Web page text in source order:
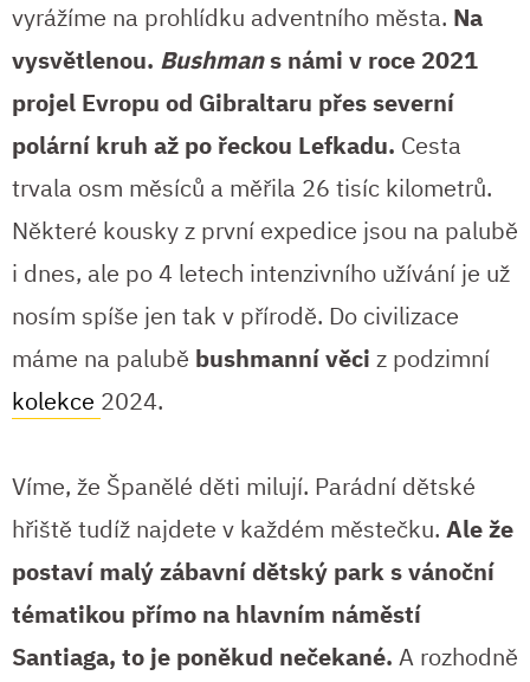
vyrážíme na prohlídku adventního města. Na
vysvětlenou. Bushmans námi v roce 2021
projel Evropu od Gibraltaru přes severní
polární kruh až po řeckou Lefkadu. Cesta
trvala osm měsíců a měřila 26 tisíc kilometrů.
Některé kousky z první expedice jsou na palubě
i dnes, ale po 4 letech intenzivního užívání je už
nosím spíše jen tak v přírodě. Do civilizace
máme na palubě bushmanní věci z podzimní
kolekce 2024.
Víme, že Španělé děti milují. Parádní dětské
hřiště tudíž najdete v každém městečku. Ale že
postaví malý zábavní dětský park s vánoční
tématikou přímo na hlavním náměstí
Santiaga, to je poněkud nečekané. A rozhodně